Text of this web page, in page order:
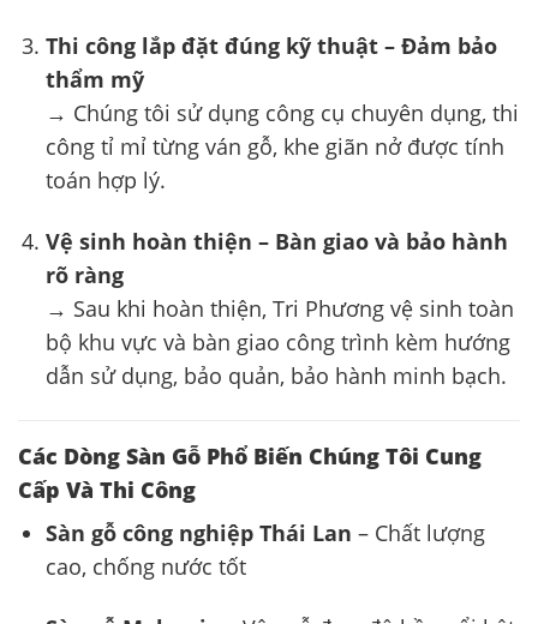
Thi công lắp đặt đúng kỹ thuật – Đảm bảo
thẩm mỹ
→ Chúng tôi sử dụng công cụ chuyên dụng, thi
công tỉ mỉ từng ván gỗ, khe giãn nở được tính
toán hợp lý.
Vệ sinh hoàn thiện – Bàn giao và bảo hành
rõ ràng
→ Sau khi hoàn thiện, Tri Phương vệ sinh toàn
bộ khu vực và bàn giao công trình kèm hướng
dẫn sử dụng, bảo quản, bảo hành minh bạch.
Các Dòng Sàn Gỗ Phổ Biến Chúng Tôi Cung
Cấp Và Thi Công
Sàn gỗ công nghiệp Thái Lan – Chất lượng
cao, chống nước tốt